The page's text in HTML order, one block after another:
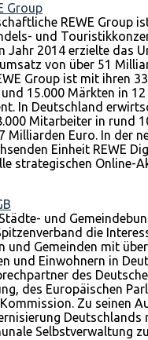
Group
REWE Group
und
Jahr 2014 erzielte das
von über 51
Group ist mit ihren
15.000 Märkten in
In Deutschland
Mitarbeiter in rund
Milliarden Euro. In der
Einheit REWE
strategischen Online-
und
die
und Gemeinden mit
und Einwohnern in
des
des Europäischen
Zu seinen
Deutschlands
Selbstverwaltung